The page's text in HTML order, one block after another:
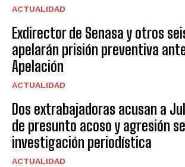
ACTUALIDAD
Exdirector de Senasa y otros
apelarán prisión preventiva
Apelación
ACTUALIDAD
Dos extrabajadoras acusan a
de presunto acoso y agresión
investigación periodística
ACTUALIDAD